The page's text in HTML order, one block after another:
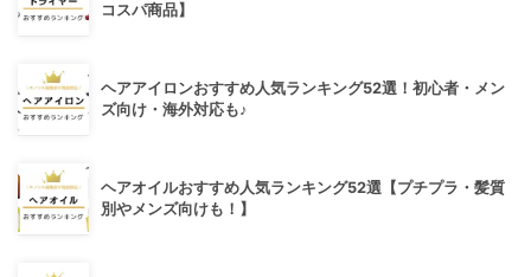
コスパ商品】
ヘアアイロンおすすめ人気ランキング52選！初心者・メン
ズ向け・海外対応も♪
ヘアオイルおすすめ人気ランキング52選【プチプラ・髪質
別やメンズ向けも！】